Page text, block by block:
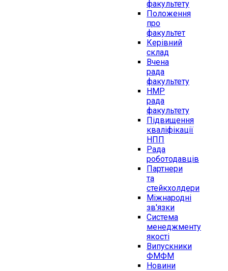
факультету
Положення
про
факультет
Керівний
склад
Вчена
рада
факультету
НМР
рада
факультету
Підвищення
кваліфікації
НПП
Рада
роботодавців
Партнери
та
стейкхолдери
Міжнародні
зв'язки
Система
менеджменту
якості
Випускники
ФМФМ
Новини